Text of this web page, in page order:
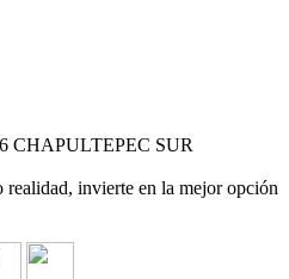
CHAPULTEPEC SUR
invierte en la mejor opción